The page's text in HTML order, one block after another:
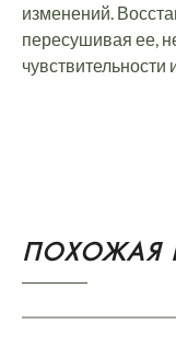
изменений.
пересушивая ее,
ПОХОЖАЯ